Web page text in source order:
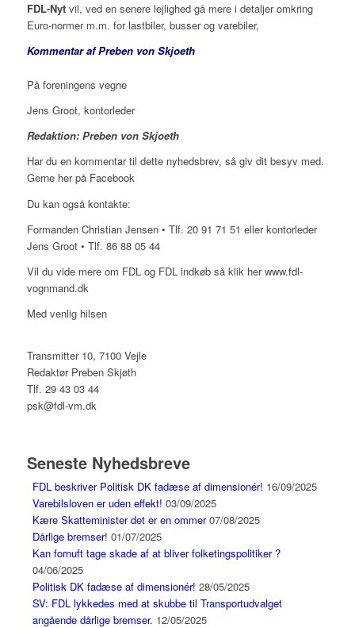
FDL-Nyt vil, ved en senere lejlighed gå mere i detaljer omkring
Euro-normer m.m. for lastbiler, busser og varebiler,
Kommentar af Preben von Skjoeth
På foreningens vegne
Jens Groot, kontorleder
Redaktion: Preben von Skjoeth
Har du en kommentar til dette nyhedsbrev, så giv dit besyv med.
Gerne her på Facebook
Du kan også kontakte:
Formanden Christian Jensen • Tlf. 20 91 71 51 eller kontorleder
Jens Groot • Tlf. 86 88 05 44
Vil du vide mere om FDL og FDL indkøb så klik her www.fdl-
vognmand.dk
Med venlig hilsen
Transmitter 10, 7100 Vejle
Redaktør Preben Skjøth
Tlf. 29 43 03 44
psk@fdl-vm.dk
Seneste Nyhedsbreve
FDL beskriver Politisk DK fadæse af dimensionér! 16/09/2025
Varebilsloven er uden effekt! 03/09/2025
Kære Skatteminister det er en ommer 07/08/2025
Dårlige bremser! 01/07/2025
Kan fornuft tage skade af at bliver folketingspolitiker ?
04/06/2025
Politisk DK fadæse af dimensionér! 28/05/2025
SV: FDL lykkedes med at skubbe til Transportudvalget
angående dårlige bremser. 12/05/2025